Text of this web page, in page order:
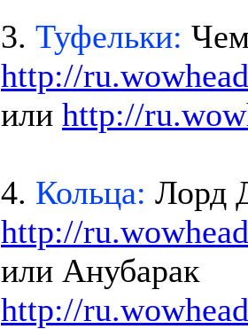
3. Туфельки:
http://
или http://
4. Кольца: Лорд
http://
или Анубарак
http://